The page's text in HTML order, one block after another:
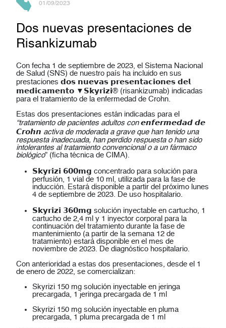
01/09/2023
Dos nuevas presentaciones de
Risankizumab
Con fecha 1 de septiembre de 2023, el Sistema Nacional
de Salud (SNS) de nuestro país ha incluido en sus
prestaciones 𝗱𝗼𝘀 𝗻𝘂𝗲𝘃𝗮𝘀 𝗽𝗿𝗲𝘀𝗲𝗻𝘁𝗮𝗰𝗶𝗼𝗻𝗲𝘀 𝗱𝗲𝗹
𝗺𝗲𝗱𝗶𝗰𝗮𝗺𝗲𝗻𝘁𝗼 ▼𝗦𝗸𝘆𝗿𝗶𝘇𝗶® (risankizumab) indicadas
para el tratamiento de la enfermedad de Crohn.
Estas dos presentaciones están indicadas para el
“tratamiento de pacientes adultos con 𝙚𝙣𝙛𝙚𝙧𝙢𝙚𝙙𝙖𝙙 𝙙𝙚
𝘾𝙧𝙤𝙝𝙣 activa de moderada a grave que han tenido una
respuesta inadecuada, han perdido respuesta o han sido
intolerantes al tratamiento convencional o a un fármaco
biológico” (ficha técnica de CIMA).
𝗦𝗸𝘆𝗿𝗶𝘇𝗶 𝟲𝟬𝟬𝗺𝗴 concentrado para solución para
perfusión, 1 vial de 10 ml, utilizada para la fase de
inducción. Estará disponible a partir del próximo lunes
4 de septiembre de 2023. De uso hospitalario.
𝗦𝗸𝘆𝗿𝗶𝘇𝗶 𝟯𝟲𝟬𝗺𝗴 solución inyectable en cartucho, 1
cartucho de 2,4 ml y 1 inyector corporal para la
continuación del tratamiento durante la fase de
mantenimiento (a partir de la semana 12 de
tratamiento) estará disponible en el mes de
noviembre de 2023. De diagnóstico hospitalario.
Con anterioridad a estas dos presentaciones, desde el 1
de enero de 2022, se comercializan:
Skyrizi 150 mg solución inyectable en jeringa
precargada, 1 jeringa precargada de 1 ml
Skyrizi 150 mg solución inyectable en pluma
precargada, 1 pluma precargada de 1 ml